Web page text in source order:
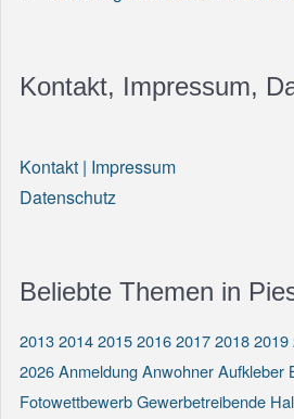
Kontakt, Impressum,
Kontakt | Impressum
Datenschutz
Beliebte Themen in
2013201420152016201720182019
2026AnmeldungAnwohnerAufkleber
FotowettbewerbGewerbetreibende